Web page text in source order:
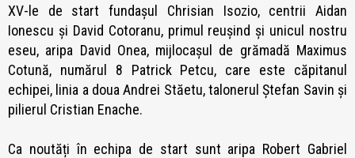
XV-le de start fundașul Chrisian Isozio, centrii Aidan
Ionescu și David Cotoranu, primul reușind și unicul nostru
eseu, aripa David Onea, mijlocașul de grămadă Maximus
Cotună, numărul 8 Patrick Petcu, care este căpitanul
echipei, linia a doua Andrei Stăetu, talonerul Ștefan Savin și
pilierul Cristian Enache.
Ca noutăți în echipa de start sunt aripa Robert Gabriel